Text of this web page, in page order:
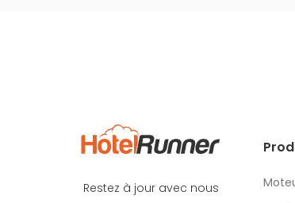
Restez à jour avec nous